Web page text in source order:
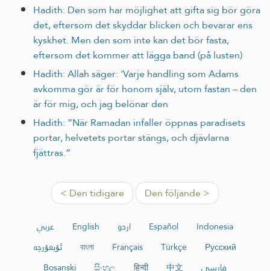
Hadith: Den som har möjlighet att gifta sig bör göra
det, eftersom det skyddar blicken och bevarar ens
kyskhet. Men den som inte kan det bör fasta,
eftersom det kommer att lägga band (på lusten)
Hadith: Allah säger: 'Varje handling som Adams
avkomma gör är för honom själv, utom fastan – den
är för mig, och jag belönar den
Hadith: ”När Ramadan infaller öppnas paradisets
portar, helvetets portar stängs, och djävlarna
fjättras.”
< Den tidigare Den följande >
عربي English اردو Español
Indonesia
ئۇيغۇرچە
বাংলা Français Türkçe
Русский
Bosanski
සිංහල हिन्दी 中文
فارسی